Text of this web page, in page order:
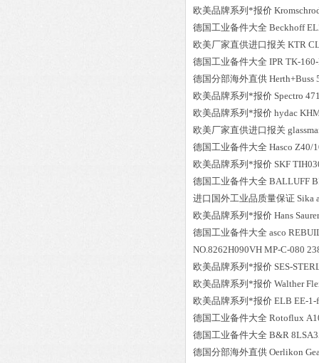
欧美品牌系列*报价
德国工业备件大全 Beckhoff
欧美厂家直供进口报关 KTR
德国工业备件大全 IPR TK-
德国分部海外直供 Herth+Buss
欧美品牌系列*报价 Spectro
欧美品牌系列*报价 hydac
欧美厂家直供进口报关
德国工业备件大全 Hasco Z40/
欧美品牌系列*报价 SKF
德国工业备件大全 BALLUFF
进口国外工业品质量保证 Sika
欧美品牌系列*报价 Hans
德国工业备件大全 asco
NO.8262H090VH MP-C-080
欧美品牌系列*报价 SES-
欧美品牌系列*报价 Walther
欧美品牌系列*报价 ELB EE-1-
德国工业备件大全 Rotoflux
德国工业备件大全 B&R
德国分部海外直供 Oerlikon